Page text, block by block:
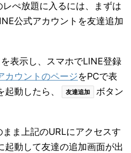
ぺ放題に入るには、まずは
公式アカウントを友達追加
表示し、スマホでLINE登録
カウントのページをPCで表
動したら、
友達追加
ボタン
まま上記のURLにアクセスす
起動して友達の追加画面が出